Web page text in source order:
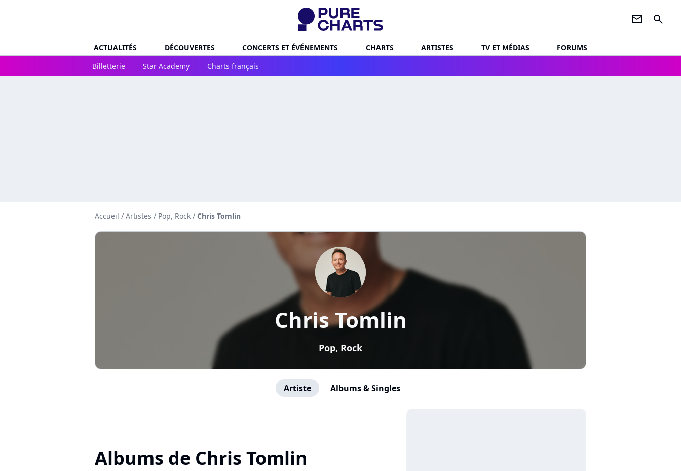
newsletter search
ACTUALITÉS DÉCOUVERTES CONCERTS ET ÉVÉNEMENTS CHARTS ARTISTES TV ET MÉDIAS
FORUMS
Billetterie
Star Academy Charts français
Accueil / Artistes / Pop, Rock / Chris Tomlin
Chris Tomlin
Pop, Rock
Artiste Albums & Singles
Albums de Chris Tomlin